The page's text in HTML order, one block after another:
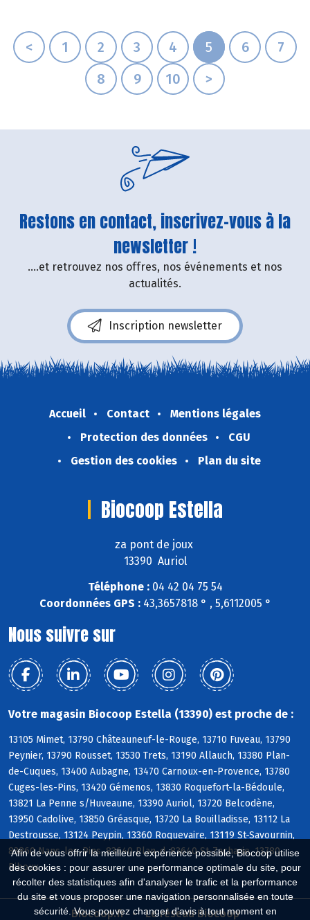
Afin de vous offrir la meilleure expérience possible, Biocoop utilise
des cookies : pour assurer une performance optimale du site, pour
récolter des statistiques afin d'analyser le trafic et la performance
du site et vous proposer une navigation personnalisée en toute
sécurité. Vous pouvez changer d'avis à tout moment en
< 1 2 3 4 5 6
7
8
9 10 >
Restons en contact, inscrivez-vous à la
newsletter !
....et retrouvez nos offres, nos événements et nos
actualités.
Inscription newsletter
Accueil Contact
Mentions légales
Protection des données
CGU
Gestion des cookies
Plan du site
Biocoop Estella
za pont de joux
13390 Auriol
Téléphone :04 42 04 75 54
Coordonnées GPS :43,3657818 ° , 5,6112005 °
Nous suivre sur
Votre magasin Biocoop Estella (13390) est proche de :
13105 Mimet, 13790 Châteauneuf-le-Rouge, 13710 Fuveau, 13790
Peynier, 13790 Rousset, 13530 Trets, 13190 Allauch, 13380 Plan-
de-Cuques, 13400 Aubagne, 13470 Carnoux-en-Provence, 13780
Cuges-les-Pins, 13420 Gémenos, 13830 Roquefort-la-Bédoule,
13821 La Penne s/Huveaune, 13390 Auriol, 13720 Belcodène,
13950 Cadolive, 13850 Gréasque, 13720 La Bouilladisse, 13112 La
Destrousse, 13124 Peypin, 13360 Roquevaire, 13119 St-Savournin,
83860 Nans-les-Pins, 83640 Plan-d, 83640 St-Zacharie, 13780
Riboux
Biocoop.fr Le réseau Biocoop